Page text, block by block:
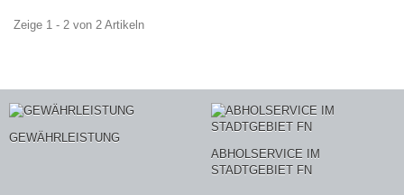
Zeige 1 - 2 von 2 Artikeln
GEWÄHRLEISTUNG
ABHOLSERVICE IM
STADTGEBIET FN